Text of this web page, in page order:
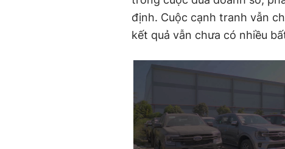
định. Cuộc cạnh tranh vẫn
kết quả vẫn chưa có nhiều